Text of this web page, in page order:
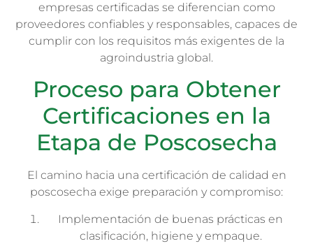
empresas certificadas se diferencian como
proveedores confiables y responsables, capaces de
cumplir con los requisitos más exigentes de la
agroindustria global.
Proceso para Obtener
Certificaciones en la
Etapa de Poscosecha
El camino hacia una certificación de calidad en
poscosecha exige preparación y compromiso:
Implementación de buenas prácticas en
clasificación, higiene y empaque.